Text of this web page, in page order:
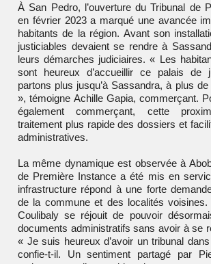
À San Pedro, l’ouverture du Tribunal de
en février 2023 a marqué une avancée
habitants de la région. Avant son
justiciables devaient se rendre à
leurs démarches judiciaires. « Les
sont heureux d’accueillir ce palais de
partons plus jusqu’à Sassandra, à plus de
», témoigne Achille Gapia, commerçant.
également commerçant, cette
traitement plus rapide des dossiers et
administratives.
La même dynamique est observée à
de Première Instance a été mis en
infrastructure répond à une forte
de la commune et des localités voisines.
Coulibaly se réjouit de pouvoir
documents administratifs sans avoir à se
« Je suis heureux d’avoir un tribunal
confie-t-il. Un sentiment partagé par